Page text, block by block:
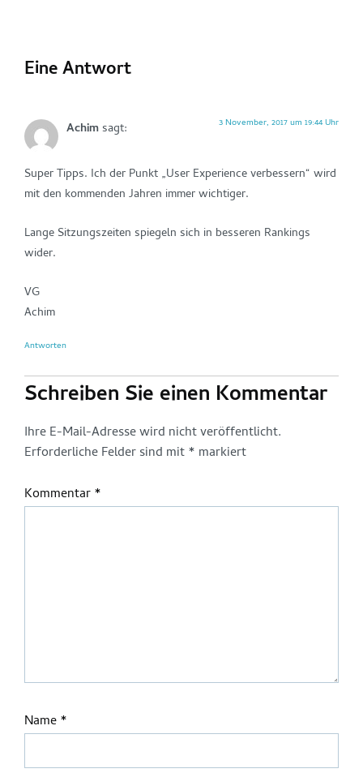
Eine Antwort
Achimsagt: 3 November, 2017 um 19:44 Uhr
Super Tipps. Ich der Punkt „User Experience verbessern“ wird
mit den kommenden Jahren immer wichtiger.
Lange Sitzungszeiten spiegeln sich in besseren Rankings
wider.
VG
Achim
Antworten
Schreiben Sie einen Kommentar
Ihre E-Mail-Adresse wird nicht veröffentlicht.
Erforderliche Felder sind mit* markiert
Kommentar*
Name*